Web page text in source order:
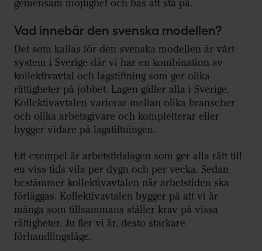
gemensam möjlighet och bas att stå på.
Vad innebär den svenska modellen?
Det som kallas för den svenska modellen är vårt
system i Sverige där vi har en kombination av
kollektivavtal och lagstiftning som ger olika
rättigheter på jobbet. Lagen gäller alla i Sverige.
Kollektivavtalen varierar mellan olika branscher
och olika arbetsgivare och kompletterar eller
bygger vidare på lagstiftningen.
Ett exempel är arbetstidslagen som ger alla rätt till
en viss tids vila per dygn och per vecka. Sedan
bestämmer kollektivavtalen när arbetstiden ska
förläggas. Kollektivavtalen bygger på att vi är
många som tillsammans ställer krav på vissa
rättigheter. Ju fler vi är, desto starkare
förhandlingsläge.